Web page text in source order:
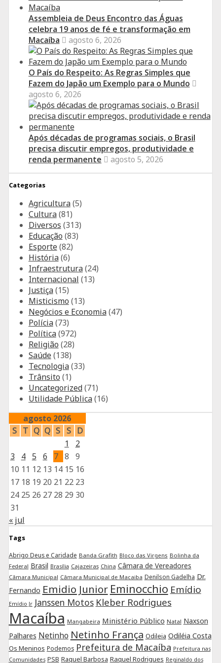
Assembleia de Deus Encontro das Águas
celebra 19 anos de fé e transformação em
Macaíba
agosto 6, 2026
O País do Respeito: As Regras Simples que
Fazem do Japão um Exemplo para o Mundo
agosto 6, 2026
Após décadas de programas sociais, o Brasil
precisa discutir empregos, produtividade e
renda permanente
agosto 5, 2026
Categorias
Agricultura(5)
Cultura(81)
Diversos (313)
Educação (83)
Esporte(82)
História(6)
Infraestrutura(24)
Internacional (13)
Justiça(15)
Misticismo (13)
Negócios e Economia(47)
Polícia(73)
Política(972)
Religião (28)
Saúde(138)
Tecnologia(33)
Trânsito (1)
Uncategorized(71)
Utilidade Pública(16)
agosto 2026
S T Q Q S S D
1
2
3
4 5 6 7 8
9
10 11 12 13 14 15 16
17 18 19 20 21 22 23
24 25 26 27 28 29 30
31
« jul
Tags
Abrigo Deus e Caridade Banda Grafith Bloco das Virgens Bolinha da
Federal Brasil Brasília Cajazeiras China Câmara de Vereadores
Câmara Municipal Câmara Municipal de Macaiba Denilson Gadelha Dr.
Fernando Emidio Junior Eminocchio Emídio
Emídio Jr Janssen Motos Kleber Rodrigues
Macaíba Mangabeira Ministério Público Natal Naxson
Palhares Netinho Netinho França Odileia Odiléia Costa
Os Meninos Podemos Prefeitura de Macaíba Prefeitura nas
Comunidades PSB Raquel Barbosa Raquel Rodrigues Reginaldo dos